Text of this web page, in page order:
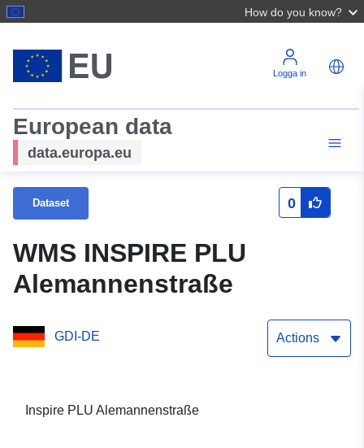
How do you know?
Logga in
European data
data.europa.eu
Dataset 0
WMS INSPIRE PLU
Alemannenstraße
GDI-DE Actions
Inspire PLU Alemannenstraße